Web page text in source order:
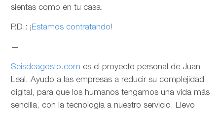
sientas como en tu casa.
P.D.: ¡Estamos contratando!
—
Seisdeagosto.com es el proyecto personal de Juan
Leal. Ayudo a las empresas a reducir su complejidad
digital, para que los humanos tengamos una vida más
sencilla, con la tecnología a nuestro servicio. Llevo